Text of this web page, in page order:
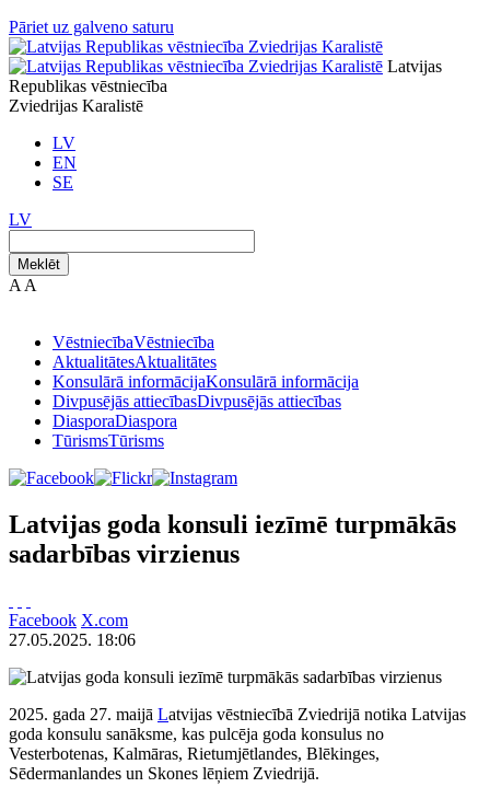
Pāriet uz galveno saturu
Latvijas
Republikas vēstniecība
Zviedrijas Karalistē
LV
EN
SE
LV
Meklēt
A A
VēstniecībaVēstniecība
AktualitātesAktualitātes
Konsulārā informācijaKonsulārā informācija
Divpusējās attiecībasDivpusējās attiecības
DiasporaDiaspora
TūrismsTūrisms
Latvijas goda konsuli iezīmē turpmākās
sadarbības virzienus
Facebook X.com
27.05.2025. 18:06
2025. gada 27. maijā Latvijas vēstniecībā Zviedrijā notika Latvijas
goda konsulu sanāksme, kas pulcēja goda konsulus no
Vesterbotenas, Kalmāras, Rietumjētlandes, Blēkinges,
Sēdermanlandes un Skones lēņiem Zviedrijā.